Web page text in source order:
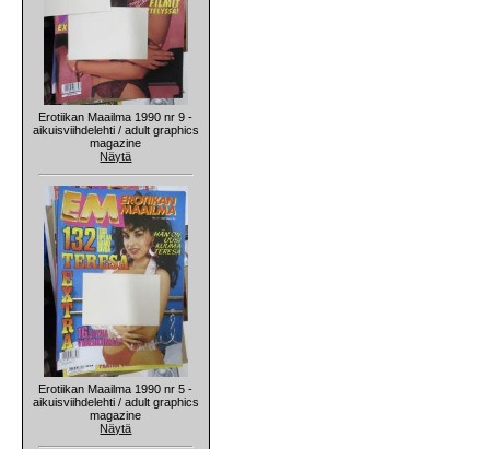
Erotiikan Maailma 1990 nr 9 -
aikuisviihdelehti / adult graphics
magazine
Näytä
Erotiikan Maailma 1990 nr 5 -
aikuisviihdelehti / adult graphics
magazine
Näytä